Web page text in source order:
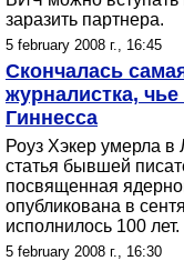
заразить партнера.
5 february 2008 г., 16:45
Скончалась
журналистка,
Гиннесса
Роуз Хэкер умерла
статья бывшей
посвященная
опубликована в
исполнилось 100 лет.
5 february 2008 г., 16:30